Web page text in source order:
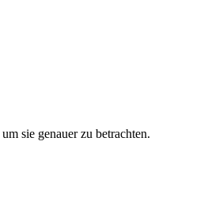
sie genauer zu betrachten.